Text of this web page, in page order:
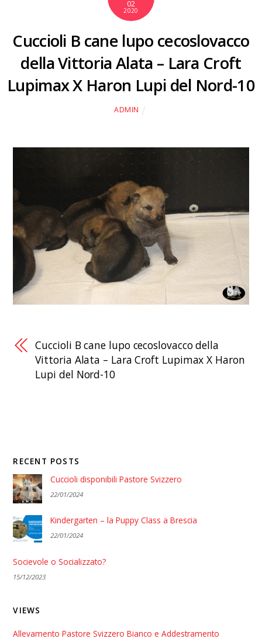
02
2020
Cuccioli B cane lupo cecoslovacco
della Vittoria Alata – Lara Croft
Lupimax X Haron Lupi del Nord-10
ADMIN
Cuccioli B cane lupo cecoslovacco della
Vittoria Alata – Lara Croft Lupimax X Haron
Lupi del Nord-10
RECENT POSTS
Cuccioli disponibili Pastore Svizzero
22/01/2024
Kindergarten – la Puppy Class a Brescia
22/01/2024
Socievole o Socializzato?
15/12/2023
VIEWS
Allevamento Pastore Svizzero Bianco e Addestramento